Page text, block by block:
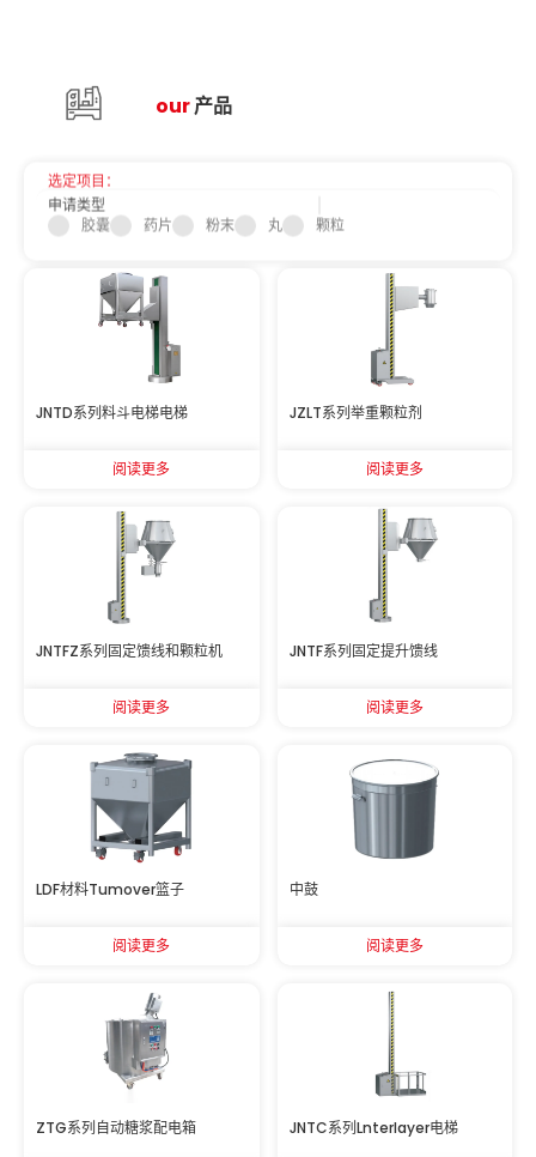
our产品
申请类型
胶囊
JNTD系列料斗电梯电梯
阅读更多
JZLT系列举重颗粒剂
阅读更多
JNTFZ系列固定馈线和颗粒机
阅读更多
JNTF系列固定提升馈线
阅读更多
LDF材料Tumover篮子
阅读更多
中鼓
阅读更多
ZTG系列自动糖浆配电箱 JNTC系列Lnterlayer电梯